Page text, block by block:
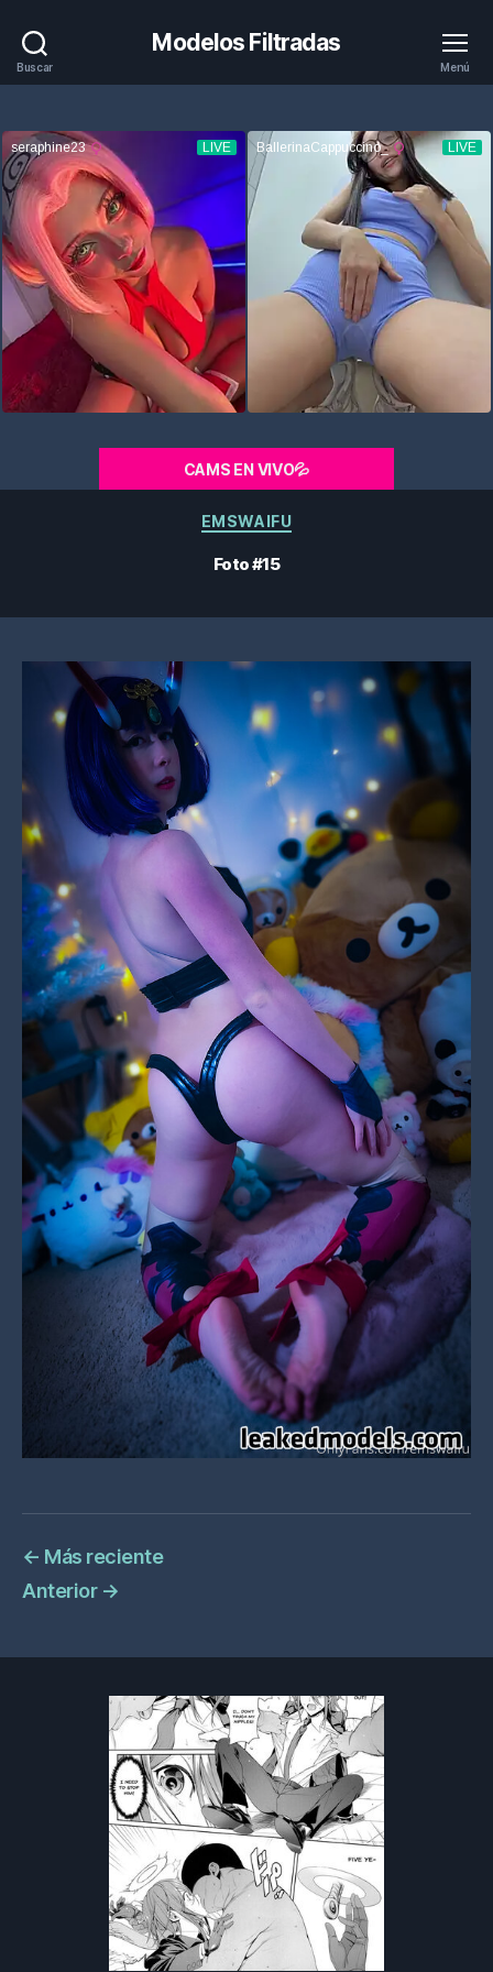
Buscar
Modelos Filtradas
Menú
CAMS EN VIVO💦
Categorías
EMSWAIFU
Foto #15
← Más reciente
Anterior →